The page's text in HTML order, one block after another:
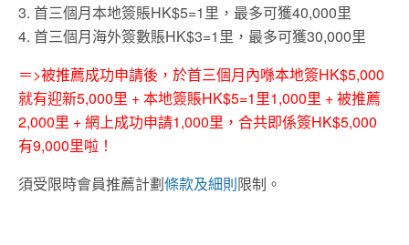
3. 首三個月本地簽賬HK$5=1里，最多可獲40,000里
4. 首三個月海外簽數賬HK$3=1里，最多可獲30,000里
＝>被推薦成功申請後，於首三個月內喺本地簽HK$5,000
就有迎新5,000里 + 本地簽賬HK$5=1里1,000里 + 被推薦
2,000里 + 網上成功申請1,000里，合共即係簽HK$5,000
有9,000里啦！
須受限時會員推薦計劃條款及細則限制。